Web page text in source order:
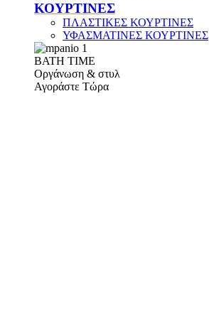
ΚΟΥΡΤΙΝΕΣ
ΠΛΑΣΤΙΚΕΣ ΚΟΥΡΤΙΝΕΣ
ΥΦΑΣΜΑΤΙΝΕΣ ΚΟΥΡΤΙΝΕΣ
ΒΑΤΗ ΤΙΜΕ
Οργάνωση & στυλ
Αγοράστε Τώρα